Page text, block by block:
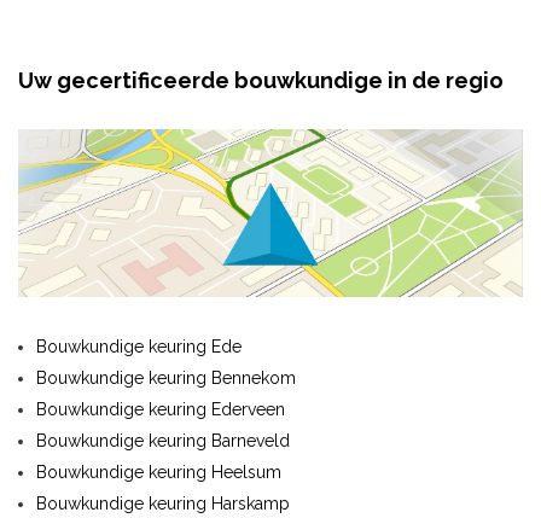
Uw gecertificeerde bouwkundige in de regio
Bouwkundige keuring Ede
Bouwkundige keuring Bennekom
Bouwkundige keuring Ederveen
Bouwkundige keuring Barneveld
Bouwkundige keuring Heelsum
Bouwkundige keuring Harskamp